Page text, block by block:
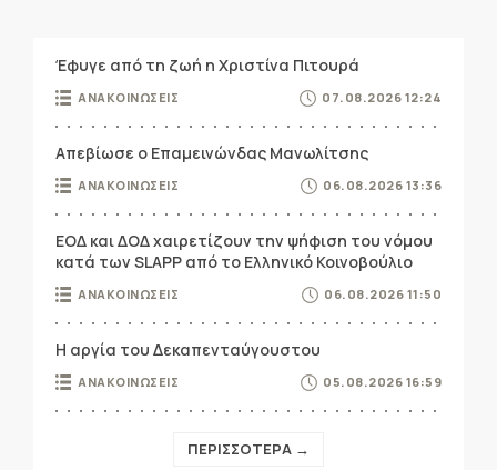
Έφυγε από τη ζωή η Χριστίνα Πιτουρά
ΑΝΑΚΟΙΝΩΣΕΙΣ 07.08.2026 12:24
Απεβίωσε ο Επαμεινώνδας Μανωλίτσης
ΑΝΑΚΟΙΝΩΣΕΙΣ 06.08.2026 13:36
ΕΟΔ και ΔΟΔ χαιρετίζουν την ψήφιση του νόμου
κατά των SLAPP από το Ελληνικό Κοινοβούλιο
ΑΝΑΚΟΙΝΩΣΕΙΣ 06.08.2026 11:50
Η αργία του Δεκαπενταύγουστου
ΑΝΑΚΟΙΝΩΣΕΙΣ 05.08.2026 16:59
ΠΕΡΙΣΣΟΤΕΡΑ →